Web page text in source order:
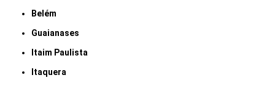
Belém
Guaianases
Itaim Paulista
Itaquera